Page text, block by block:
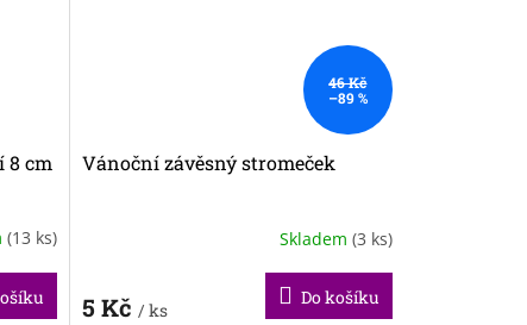
8 cm
(13 ks)
46 Kč
–89 %
Vánoční závěsný stromeček
Skladem (3 ks)
5 Kč / ks
Do košíku